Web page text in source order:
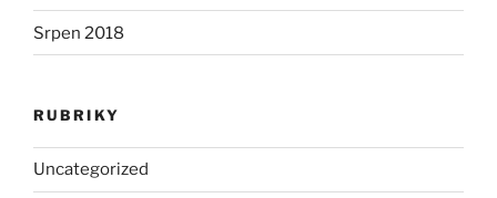
Srpen 2018
RUBRIKY
Uncategorized